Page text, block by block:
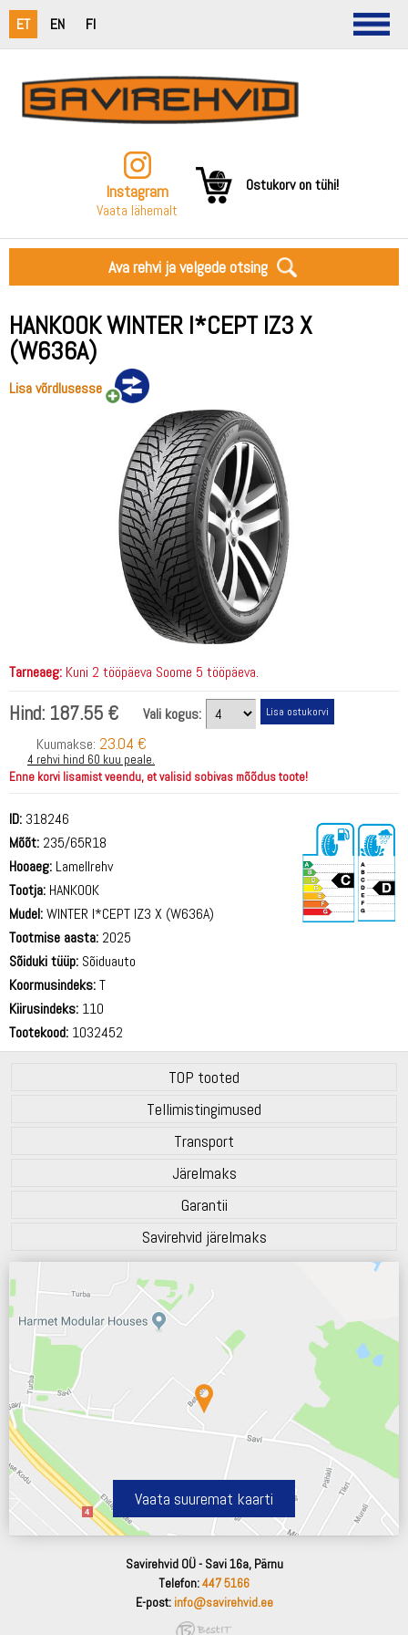
ET EN FI
Instagram
Vaata lähemalt
Ostukorv on tühi!
Ava rehvi ja velgede otsing
HANKOOK WINTER I*CEPT IZ3 X
(W636A)
Lisa võrdlusesse
Tarneaeg: Kuni 2 tööpäeva Soome 5 tööpäeva.
Hind: 187.55 €
Vali kogus:
Kuumakse: 23.04 €
4 rehvi hind 60 kuu peale.
Enne korvi lisamist veendu, et valisid sobivas mõõdus toote!
ID: 318246
Mõõt: 235/65R18
Hooaeg: Lamellrehv
Tootja: HANKOOK
Mudel:WINTER I*CEPT IZ3 X (W636A)
Tootmise aasta: 2025
Sõiduki tüüp: Sõiduauto
Koormusindeks:T
Kiirusindeks: 110
Tootekood: 1032452
TOP tooted
Tellimistingimused
Transport
Järelmaks
Garantii
Savirehvid järelmaks
Vaata suuremat kaarti
Savirehvid OÜ - Savi 16a, Pärnu
Telefon:447 5166
E-post: info@savirehvid.ee